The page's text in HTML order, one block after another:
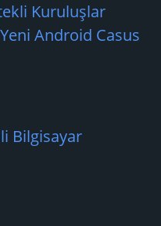
Kuruluşlar
Android Casus
Bilgisayar